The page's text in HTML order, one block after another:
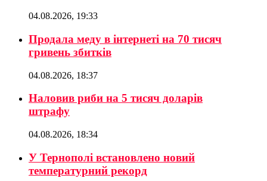
04.08.2026, 19:33
Продала меду в інтернеті на 70 тисяч
гривень збитків
04.08.2026, 18:37
Наловив риби на 5 тисяч доларів
штрафу
04.08.2026, 18:34
У Тернополі встановлено новий
температурний рекорд